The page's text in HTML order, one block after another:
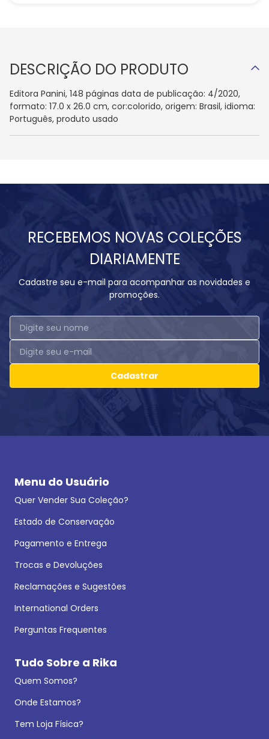
DESCRIÇÃO DO PRODUTO
Editora Panini, 148 páginas data de publicação: 4/2020,
formato: 17.0 x 26.0 cm, cor:colorido, origem: Brasil, idioma:
Português, produto usado
RECEBEMOS NOVAS COLEÇÕES
DIARIAMENTE
Cadastre seu e-mail para acompanhar as novidades e
promoções.
Cadastrar
Menu do Usuário
Quer Vender Sua Coleção?
Estado de Conservação
Pagamento e Entrega
Trocas e Devoluções
Reclamações e Sugestões
International Orders
Perguntas Frequentes
Tudo Sobre a Rika
Quem Somos?
Onde Estamos?
Tem Loja Física?